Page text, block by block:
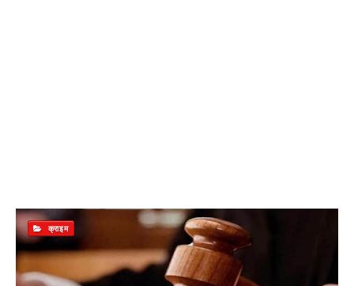
क्राइम